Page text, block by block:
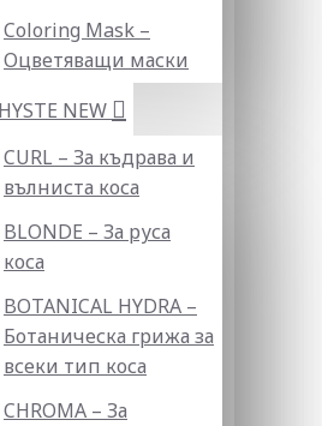
Coloring Mask –
Оцветяващи маски
NEW
CURL – За къдрава и
вълниста коса
BLONDE – За руса
коса
BOTANICAL HYDRA –
Ботаническа грижа за
всеки тип коса
CHROMA – За